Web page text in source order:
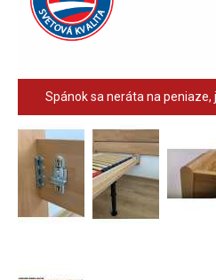
Spánok sa neráta na